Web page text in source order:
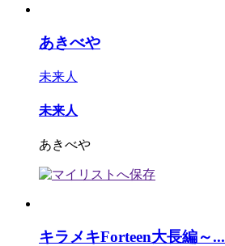
あきべや
未来人
未来人
あきべや
キラメキForteen大長編～...